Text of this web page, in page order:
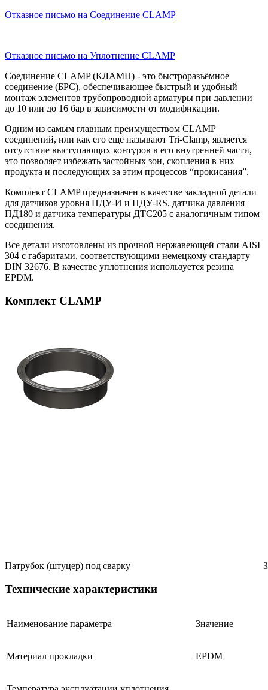
Отказное письмо на Соединение CLAMP
Отказное письмо на Уплотнение CLAMP
Соединение CLAMP (КЛАМП) - это быстроразъёмное
соединение (БРС), обеспечивающее быстрый и удобный
монтаж элементов трубопроводной арматуры при давлении
до 10 или до 16 бар в зависимости от модификации.
Одним из самым главным преимуществом CLAMP
соединений, или как его ещё называют Tri-Clamp, является
отсутствие выступающих контуров в его внутренней части,
это позволяет избежать застойных зон, скопления в них
продукта и последующих за этим процессов “прокисания”.
Комплект CLAMP предназначен в качестве закладной детали
для датчиков уровня ПДУ-И и ПДУ-RS, датчика давления
ПД180 и датчика температуры ДТС205 с аналогичным типом
соединения.
Все детали изготовлены из прочной нержавеющей стали AISI
304 с габаритами, соответствующими немецкому стандарту
DIN 32676. В качестве уплотнения используется резина
EPDM.
Комплект СLАМР
Патрубок (штуцер) под сварку
Технические характеристики
Наименование параметра Значение
Материал прокладки EPDM